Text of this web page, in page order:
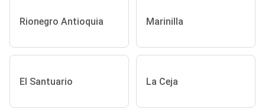
Rionegro Antioquia Marinilla
El Santuario La Ceja